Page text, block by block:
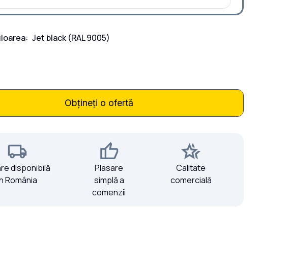
Jet black(RAL 9005)
Obțineți o ofertă
disponibilă
România
Plasare
simplă a
comenzii
Calitate
comercială